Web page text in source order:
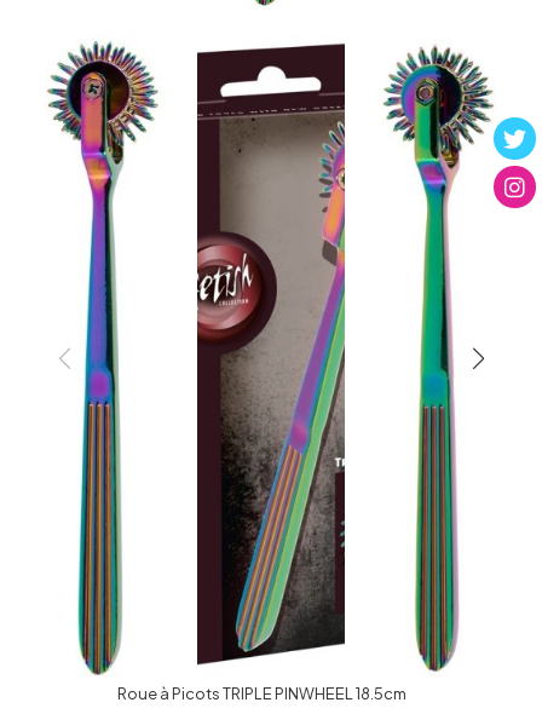
Roue à Picots TRIPLE PINWHEEL 18.5cm